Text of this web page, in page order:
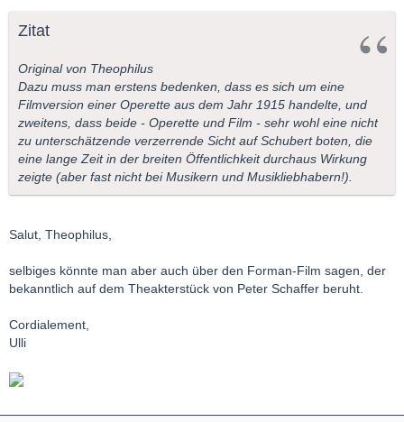
Zitat
Original von Theophilus
Dazu muss man erstens bedenken, dass es sich um eine
Filmversion einer Operette aus dem Jahr 1915 handelte, und
zweitens, dass beide - Operette und Film - sehr wohl eine nicht
zu unterschätzende verzerrende Sicht auf Schubert boten, die
eine lange Zeit in der breiten Öffentlichkeit durchaus Wirkung
zeigte (aber fast nicht bei Musikern und Musikliebhabern!).
Salut, Theophilus,
selbiges könnte man aber auch über den Forman-Film sagen, der
bekanntlich auf dem Theakterstück von Peter Schaffer beruht.
Cordialement,
Ulli